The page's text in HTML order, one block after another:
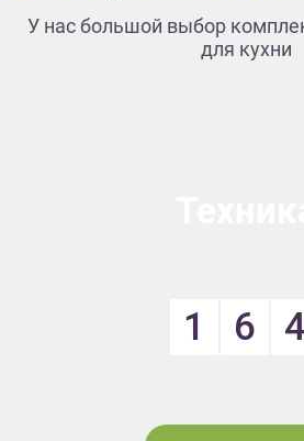
У нас большой выбор
для кухни
1 6 4